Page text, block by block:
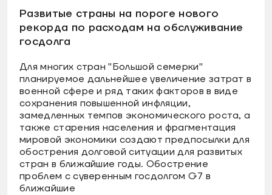
Развитые страны на пороге нового
рекорда по расходам на обслуживание
госдолга
Для многих стран "Большой семерки"
планируемое дальнейшее увеличение затрат в
военной сфере и ряд таких факторов в виде
сохранения повышенной инфляции,
замедленных темпов экономического роста, а
также старения населения и фрагментация
мировой экономики создают предпосылки для
обострения долговой ситуации для развитых
стран в ближайшие годы. Обострение
проблем с суверенным госдолгом G7 в
ближайшие